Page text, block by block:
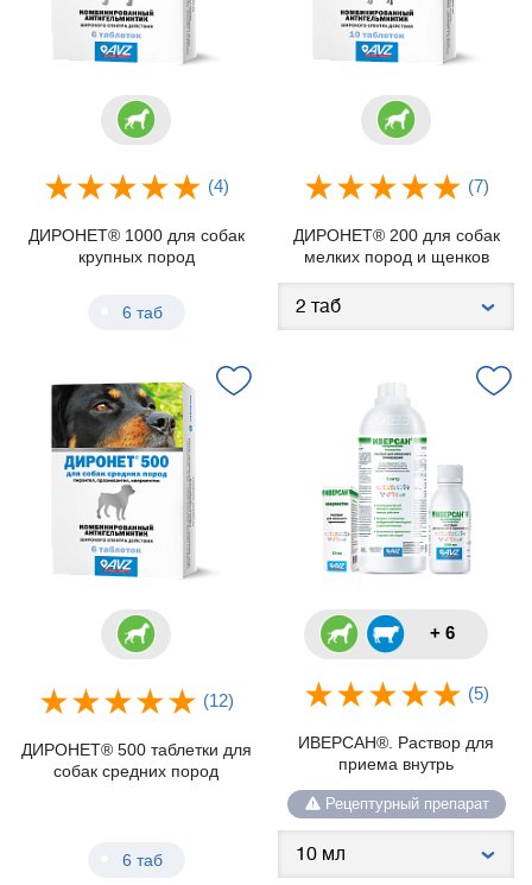
(4)
ДИРОНЕТ® 1000 для собак
крупных пород
6 таб
(7)
ДИРОНЕТ® 200 для собак
мелких пород и щенков
(12)
ДИРОНЕТ® 500 таблетки для
собак средних пород
6 таб
+ 6
(5)
ИВЕРСАН®. Раствор для
приема внутрь
Рецептурный препарат